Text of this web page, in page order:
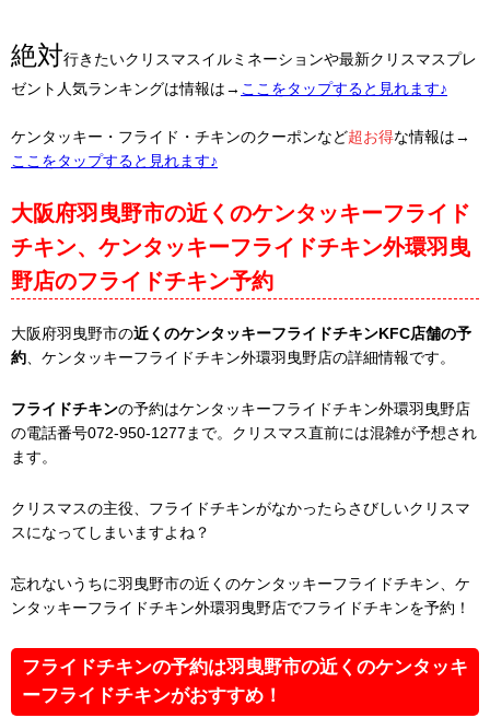
絶対行きたいクリスマスイルミネーションや最新クリスマスプレ
ゼント人気ランキングは情報は→ ここをタップすると見れます♪
ケンタッキー・フライド・チキンのクーポンなど超お得な情報は→
ここをタップすると見れます♪
大阪府羽曳野市の近くのケンタッキーフライド
チキン、ケンタッキーフライドチキン外環羽曳
野店のフライドチキン予約
大阪府羽曳野市の近くのケンタッキーフライドチキンKFC店舗の予
約 、ケンタッキーフライドチキン外環羽曳野店の詳細情報です。
フライドチキンの予約はケンタッキーフライドチキン外環羽曳野店
の電話番号072-950-1277まで。クリスマス直前には混雑が予想され
ます。
クリスマスの主役、フライドチキンがなかったらさびしいクリスマ
スになってしまいますよね？
忘れないうちに羽曳野市の近くのケンタッキーフライドチキン、ケ
ンタッキーフライドチキン外環羽曳野店でフライドチキンを予約！
フライドチキンの予約は羽曳野市の近くのケンタッキ
ーフライドチキンがおすすめ！